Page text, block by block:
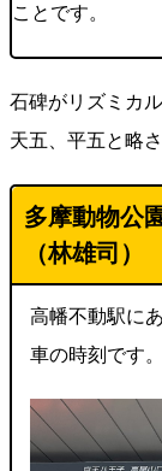
ことです。
石碑がリズミカ
天五、平五と略
多摩動物公
（林雄司）
高幡不動駅に
車の時刻です。